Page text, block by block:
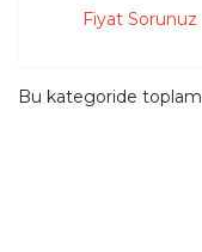
Fiyat Sorunuz
Bu kategoride toplam